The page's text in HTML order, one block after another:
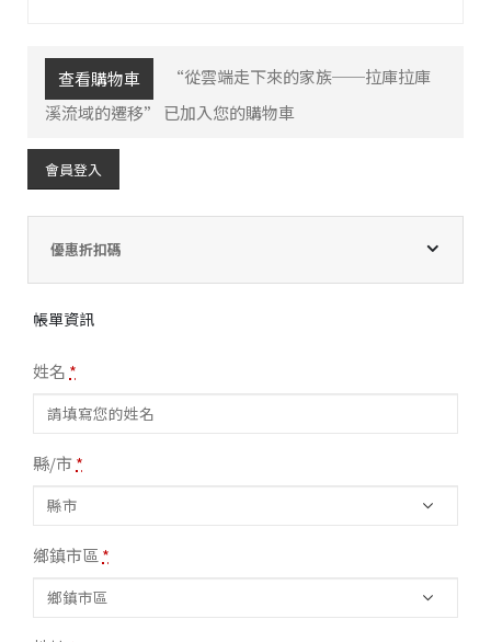
查看購物車
“從雲端走下來的家族──拉庫拉庫
溪流域的遷移” 已加入您的購物車
會員登入
優惠折扣碼
帳單資訊
姓名 *
縣/市*
鄉鎮市區 *